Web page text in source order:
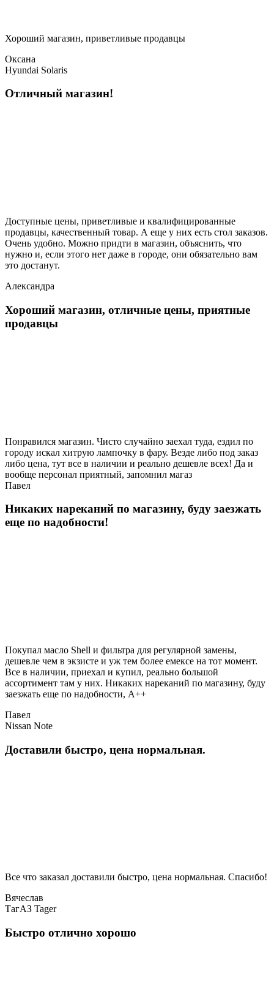
Хороший магазин, приветливые продавцы
Оксана
Hyundai Solaris
Отличный магазин!
Доступные цены, приветливые и квалифицированные
продавцы, качественный товар. А еще у них есть стол заказов.
Очень удобно. Можно придти в магазин, объяснить, что
нужно и, если этого нет даже в городе, они обязательно вам
это достанут.
Александра
Хороший магазин, отличные цены, приятные
продавцы
Понравился магазин. Чисто случайно заехал туда, ездил по
городу искал хитрую лампочку в фару. Везде либо под заказ
либо цена, тут все в наличии и реально дешевле всех! Да и
вообще персонал приятный, запомнил магаз
Павел
Никаких нареканий по магазину, буду заезжать
еще по надобности!
Покупал масло Shell и фильтра для регулярной замены,
дешевле чем в экзисте и уж тем более емексе на тот момент.
Все в наличии, приехал и купил, реально большой
ассортимент там у них. Никаких нареканий по магазину, буду
заезжать еще по надобности, A++
Павел
Nissan Note
Доставили быстро, цена нормальная.
Все что заказал доставили быстро, цена нормальная. Спасибо!
Вячеслав
ТагАЗ Tager
Быстро отлично хорошо